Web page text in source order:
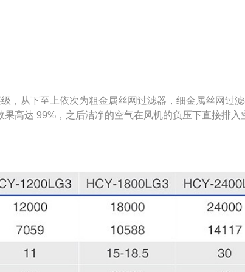
，从下至上依次为粗金属丝网过滤器，细金属丝网过
高达 99%，之后洁净的空气在风机的负压下直接排入